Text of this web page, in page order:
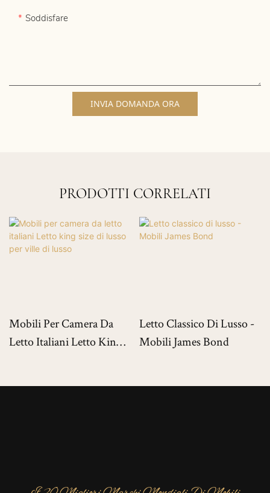
Soddisfare
INVIA DOMANDA ORA
PRODOTTI CORRELATI
Mobili Per Camera Da
Letto Italiani Letto King
Letto Classico Di Lusso -
Mobili James Bond